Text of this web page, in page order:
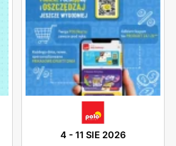
4 -11 SIE 2026